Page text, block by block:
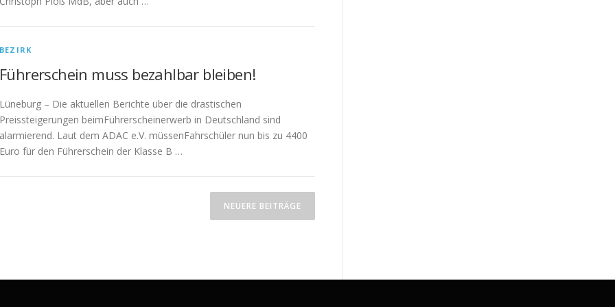
BEZIRK
Führerschein muss bezahlbar bleiben!
Lüneburg – Die aktuellen Berichte über die drastischen
Preissteigerungen beimFührerscheinerwerb in Deutschland sind
alarmierend. Laut dem ADAC e.V. müssenFahrschüler nun bis zu 4400
Euro für den Führerschein der Klasse B …
NEUERE BEITRÄGE